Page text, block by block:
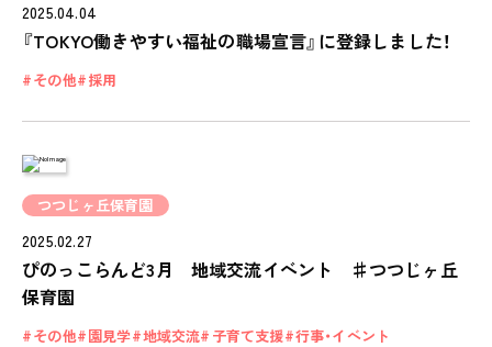
cocoiro
VOICE
2025.04.04
『TOKYO働きやすい福祉の職場宣言』に登録しました！
その他 採用
つつじヶ丘保育園
2025.02.27
ぴのっこらんど3月 地域交流イベント ♯つつじヶ丘
保育園
その他 園見学 地域交流 子育て支援 行事・イベント